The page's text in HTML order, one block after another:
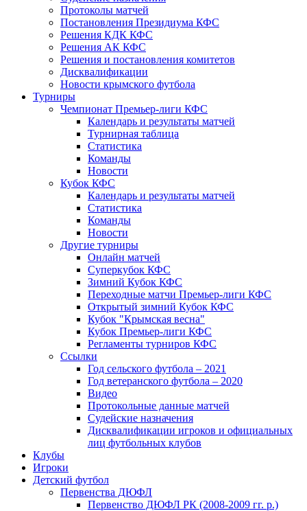
Протоколы матчей
Постановления Президиума КФС
Решения КДК КФС
Решения АК КФС
Решения и постановления комитетов
Дисквалификации
Новости крымского футбола
Турниры
Чемпионат Премьер-лиги КФС
Календарь и результаты матчей
Турнирная таблица
Статистика
Команды
Новости
Кубок КФС
Календарь и результаты матчей
Статистика
Команды
Новости
Другие турниры
Онлайн матчей
Суперкубок КФС
Зимний Кубок КФС
Переходные матчи Премьер-лиги КФС
Открытый зимний Кубок КФС
Кубок "Крымская весна"
Кубок Премьер-лиги КФС
Регламенты турниров КФС
Ссылки
Год сельского футбола – 2021
Год ветеранского футбола – 2020
Видео
Протокольные данные матчей
Судейские назначения
Дисквалификации игроков и официальных
лиц футбольных клубов
Клубы
Игроки
Детский футбол
Первенства ДЮФЛ
Первенство ДЮФЛ РК (2008-2009 гг. р.)